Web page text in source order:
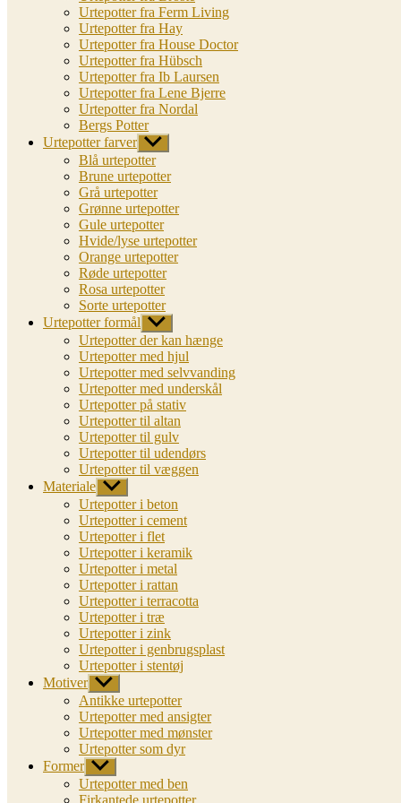
Urtepotter fra Ferm Living
Urtepotter fra Hay
Urtepotter fra House Doctor
Urtepotter fra Hübsch
Urtepotter fra Ib Laursen
Urtepotter fra Lene Bjerre
Urtepotter fra Nordal
Bergs Potter
Urtepotter farver Vis
undermenu
Blå urtepotter
Brune urtepotter
Grå urtepotter
Grønne urtepotter
Gule urtepotter
Hvide/lyse urtepotter
Orange urtepotter
Røde urtepotter
Rosa urtepotter
Sorte urtepotter
Urtepotter formål Vis
undermenu
Urtepotter der kan hænge
Urtepotter med hjul
Urtepotter med selvvanding
Urtepotter med underskål
Urtepotter på stativ
Urtepotter til altan
Urtepotter til gulv
Urtepotter til udendørs
Urtepotter til væggen
Materiale Vis
undermenu
Urtepotter i beton
Urtepotter i cement
Urtepotter i flet
Urtepotter i keramik
Urtepotter i metal
Urtepotter i rattan
Urtepotter i terracotta
Urtepotter i træ
Urtepotter i zink
Urtepotter i genbrugsplast
Urtepotter i stentøj
Motiver Vis
undermenu
Antikke urtepotter
Urtepotter med ansigter
Urtepotter med mønster
Urtepotter som dyr
Former Vis
undermenu
Urtepotter med ben
Firkantede urtepotter